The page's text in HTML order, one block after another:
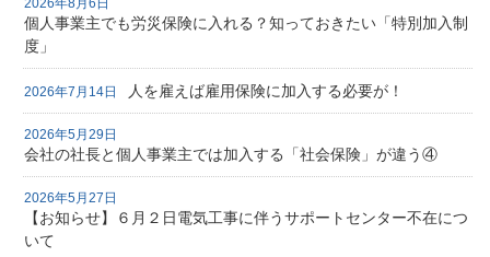
個人事業主でも労災保険に入れる？知っておきたい「特別加入制
度」
人を雇えば雇用保険に加入する必要が！
2026年7月14日
会社の社長と個人事業主では加入する「社会保険」が違う④
2026年5月29日
【お知らせ】６月２日電気工事に伴うサポートセンター不在につ
いて
2026年5月27日